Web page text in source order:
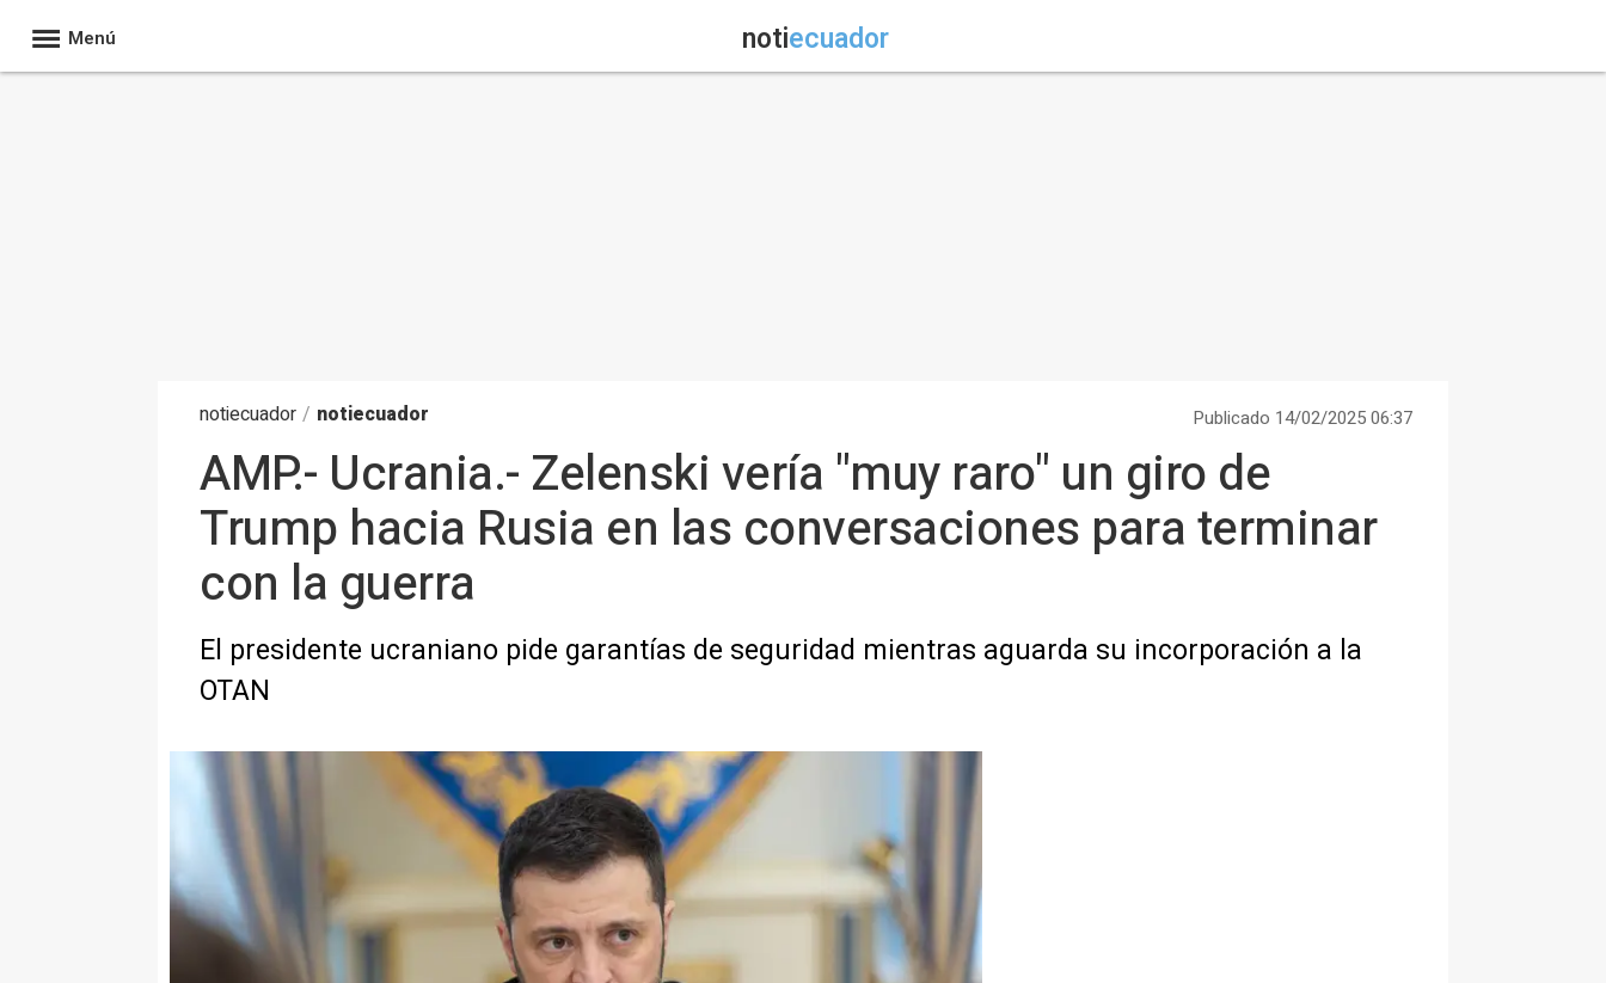
Menú notiecuador
notiecuador / notiecuador Publicado 14/02/2025 06:37
AMP.- Ucrania.- Zelenski vería "muy raro" un giro de
Trump hacia Rusia en las conversaciones para terminar
con la guerra
El presidente ucraniano pide garantías de seguridad mientras aguarda su incorporación a la
OTAN